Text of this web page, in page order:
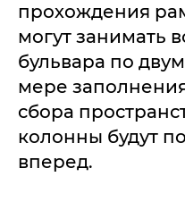
прохождения
могут занимать
бульвара по
мере
сбора
колонны будут
вперед.